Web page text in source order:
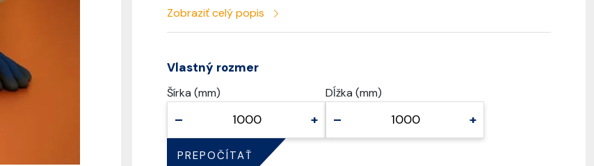
Zobraziť celý popis
Vlastný rozmer
Šírka (mm)
– +
Dĺžka (mm)
– +
PREPOČÍTAŤ